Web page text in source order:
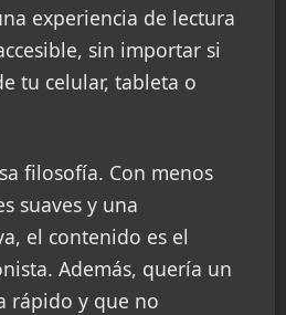
experiencia de lectura
sin importar si
tu celular, tableta o
filosofía. Con menos
suaves y una
el contenido es el
Además, quería un
rápido y que no